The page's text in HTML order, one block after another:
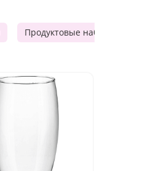
Продуктовые наборы